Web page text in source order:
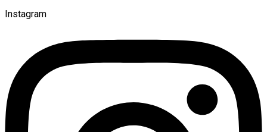
Instagram